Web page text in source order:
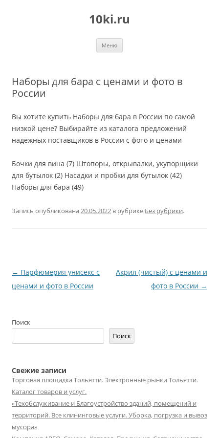
10ki.ru
Меню
Наборы для бара с ценами и фото в
России
Вы хотите купить Наборы для бара в России по самой
низкой цене? Выбирайте из каталога предложений
надежных поставщиков в России с фото и ценами
Бочки для вина (7) Штопоры, открывалки, укупорщики
для бутылок (2) Насадки и пробки для бутылок (42)
Наборы для бара (49)
Запись опубликована 20.05.2022 в рубрике Без рубрики.
Навигация
по
← Парфюмерия унисекс с
ценами и фото в России
Акрил (чистый) с ценами и
фото в России →
Поиск
Поиск
Свежие записи
Торговая площадка Тольятти. Электронные рынки Тольятти.
Каталог товаров и услуг.
«Техобслуживание и Благоустройство зданий, помещений и
территорий. Все клининговые услуги. Уборка, погрузка и вывоз
мусора»